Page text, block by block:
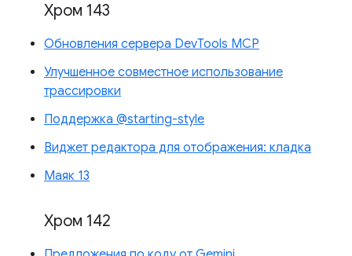
Хром 143
Обновления сервера DevTools MCP
Улучшенное совместное использование
трассировки
Поддержка @starting-style
Виджет редактора для отображения: кладка
Маяк 13
Хром 142